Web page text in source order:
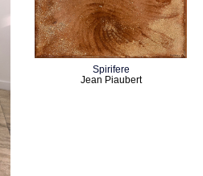
Spirifere
Jean Piaubert